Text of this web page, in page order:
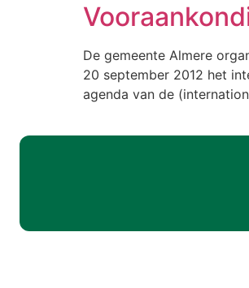
De gemeente Almere
20 september 2012 het
agenda van de